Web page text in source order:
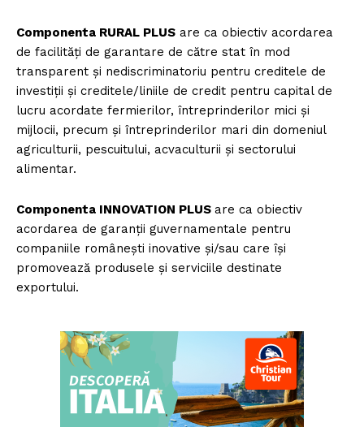
Componenta RURAL PLUS are ca obiectiv acordarea
de facilități de garantare de către stat în mod
transparent și nediscriminatoriu pentru creditele de
investiții și creditele/liniile de credit pentru capital de
lucru acordate fermierilor, întreprinderilor mici și
mijlocii, precum și întreprinderilor mari din domeniul
agriculturii, pescuitului, acvaculturii și sectorului
alimentar.
Componenta INNOVATION PLUS are ca obiectiv
acordarea de garanții guvernamentale pentru
companiile românești inovative și/sau care își
promovează produsele și serviciile destinate
exportului.